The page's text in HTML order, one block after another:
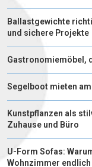
Ballastgewichte
und sichere Projekte
Gastronomiemöbel,
Segelboot mieten
Kunstpflanzen als
Zuhause und Büro
U-Form Sofas:
Wohnzimmer